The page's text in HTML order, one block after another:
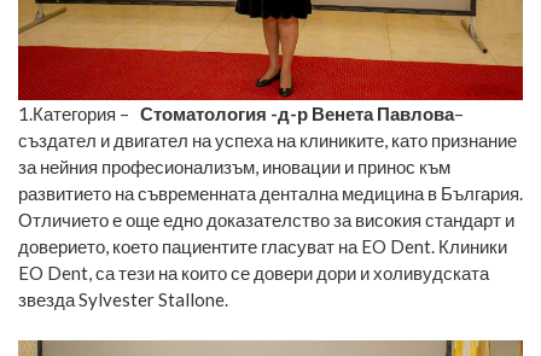
1.Категория – Стоматология -д-р Венета Павлова–
създател и двигател на успеха на клиниките, като признание
за нейния професионализъм, иновации и принос към
развитието на съвременната дентална медицина в България.
Отличието е още едно доказателство за високия стандарт и
доверието, което пациентите гласуват на EO Dent. Клиники
EO Dent, са тези на които се довери дори и холивудската
звезда Sylvester Stallone.